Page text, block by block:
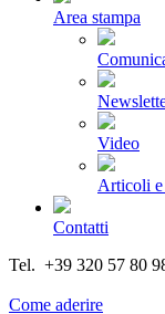
Area stampa
Video
Articoli
Contatti
Tel. +39 320 57 80
Come aderire